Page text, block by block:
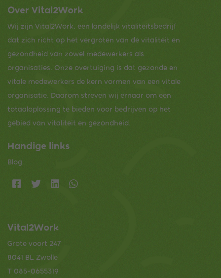
Over Vital2Work
Wij zijn Vital2Work, een landelijk vitaliteitsbedrijf
dat zich richt op het vergroten van de vitaliteit en
gezondheid van zowel medewerkers als
organisaties. Onze overtuiging is dat gezonde en
vitale medewerkers de kern vormen van een vitale
organisatie. Daarom streven wij ernaar om een
totaaloplossing te bieden voor bedrijven op het
gebied van vitaliteit en gezondheid.
Handige links
Blog
Vital2Work
Grote voort 247
8041 BL Zwolle
T 085-0655319